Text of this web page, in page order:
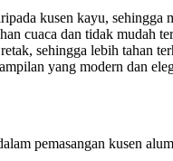
kusen kayu, sehingga
cuaca dan tidak mudah
sehingga lebih tahan
yang modern dan
pemasangan kusen